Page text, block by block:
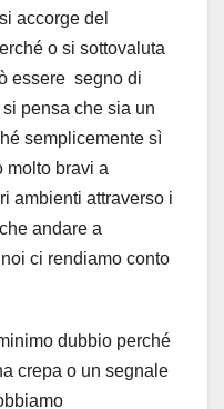
accorge del
o si sottovaluta
essere segno di
pensa che sia un
semplicemente sì
molto bravi a
ambienti attraverso i
andare a
ci rendiamo conto
dubbio perché
crepa o un segnale